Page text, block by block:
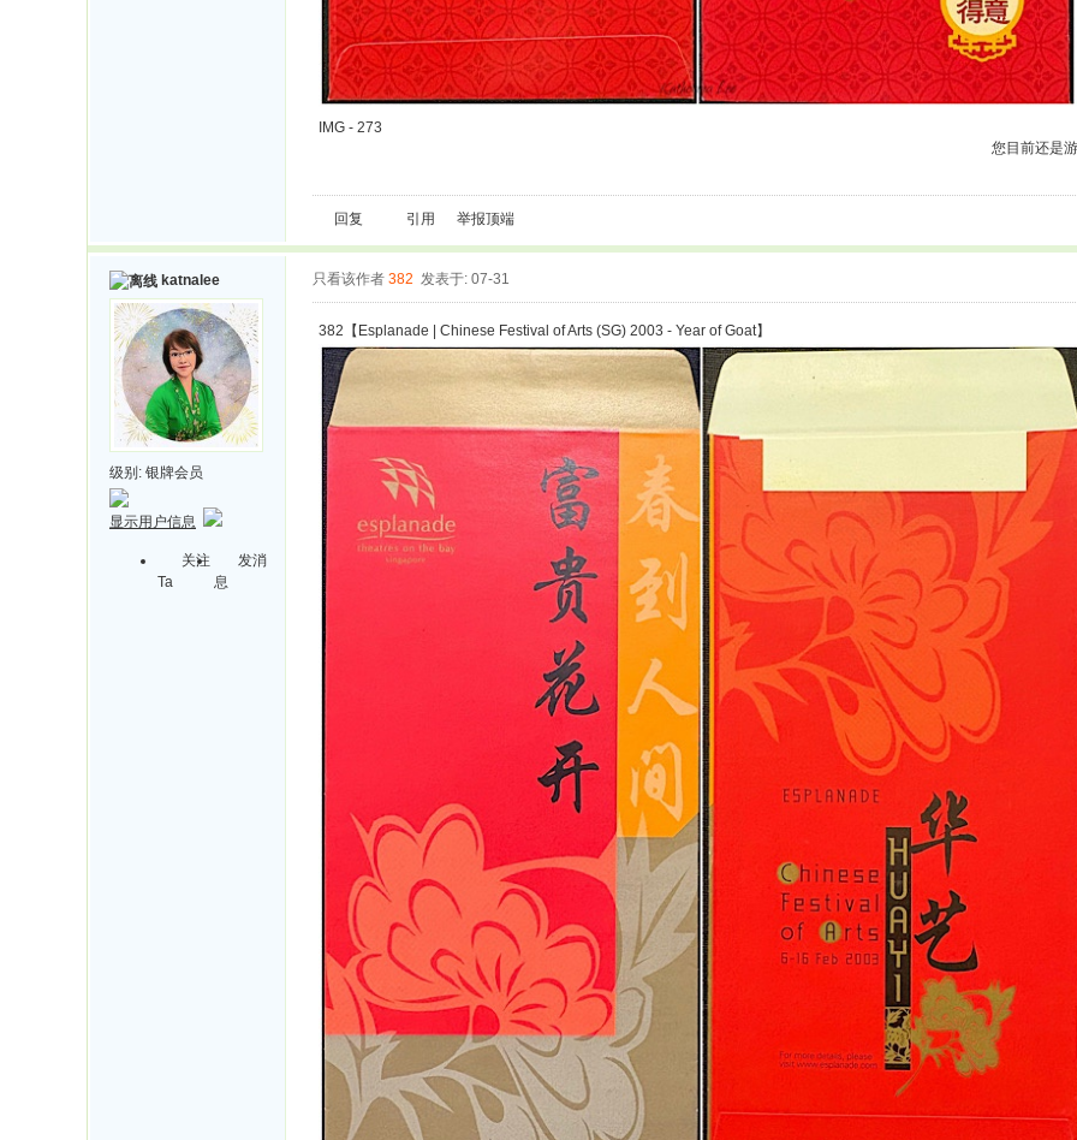
IMG - 273
回复 引用 举报顶端
katnalee
级别: 银牌会员
显示用户信息
关注
Ta
发消
息
只看该作者 382 发表于: 07-31
382【Esplanade | Chinese Festival of Arts (SG) 2003 - Year of Goat】
您目前还是